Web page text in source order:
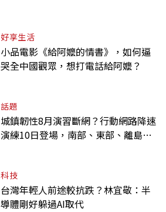
好享生活
小品電影《給阿嬤的情書》，如何逼
哭全中國觀眾，想打電話給阿嬤？
話題
城鎮韌性8月演習斷網？行動網路降速
演練10日登場，南部、東部、離島為
科技
台灣年輕人前途較抗跌？林宜敬：半
導體剛好躲過AI取代